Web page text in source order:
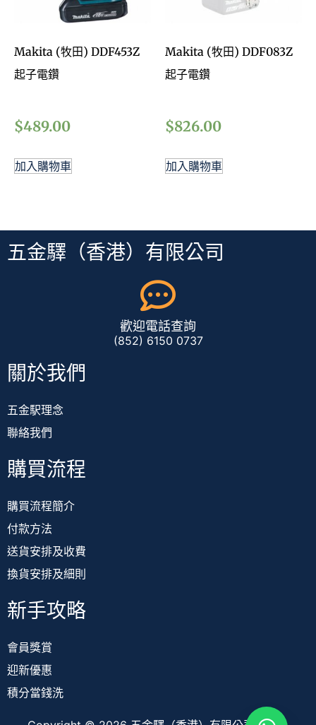
Makita (牧田) DDF453Z
起子電鑽
$489.00
加入購物車
Makita (牧田) DDF083Z
起子電鑽
$826.00
加入購物車
五金驛（香港）有限公司
歡迎電話查詢
(852) 6150 0737
關於我們
五金駅理念
聯絡我們
購買流程
購買流程簡介
付款方法
送貨安排及收費
換貨安排及細則
新手攻略
會員獎賞
迎新優惠
積分當錢洗